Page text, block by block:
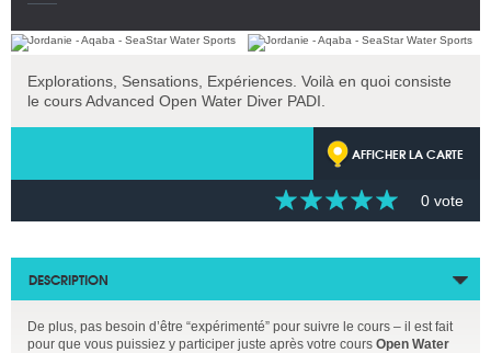
Explorations, Sensations, Expériences. Voilà en quoi consiste
le cours Advanced Open Water Diver PADI.
AFFICHER LA CARTE
0 vote
DESCRIPTION
De plus, pas besoin d’être “expérimenté” pour suivre le cours – il est fait
pour que vous puissiez y participer juste après votre cours Open Water